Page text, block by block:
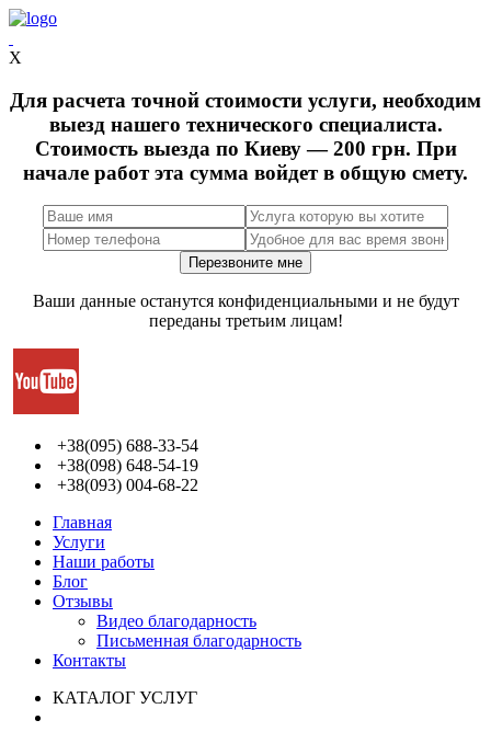
X
Для расчета точной стоимости услуги, необходим
выезд нашего технического специалиста.
Стоимость выезда по Киеву — 200 грн. При
начале работ эта сумма войдет в общую смету.
Ваши данные останутся конфиденциальными и не будут
переданы третьим лицам!
+38(095) 688-33-54
+38(098) 648-54-19
+38(093) 004-68-22
Главная
Услуги
Наши работы
Блог
Отзывы
Видео благодарность
Письменная благодарность
Контакты
КАТАЛОГ УСЛУГ